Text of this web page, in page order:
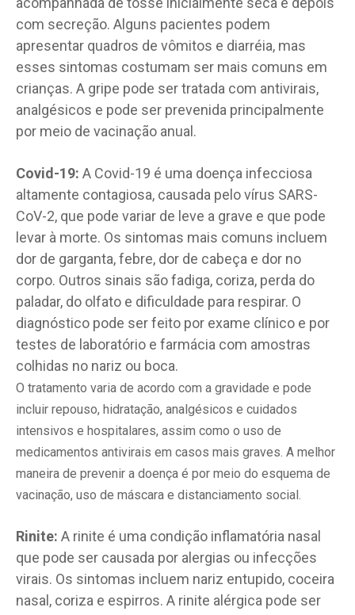
com secreção. Alguns pacientes podem
apresentar quadros de vômitos e diarréia, mas
esses sintomas costumam ser mais comuns em
crianças. A gripe pode ser tratada com antivirais,
analgésicos e pode ser prevenida principalmente
por meio de vacinação anual.
Covid-19: A Covid-19 é uma doença infecciosa
altamente contagiosa, causada pelo vírus SARS-
CoV-2, que pode variar de leve a grave e que pode
levar à morte. Os sintomas mais comuns incluem
dor de garganta, febre, dor de cabeça e dor no
corpo. Outros sinais são fadiga, coriza, perda do
paladar, do olfato e dificuldade para respirar. O
diagnóstico pode ser feito por exame clínico e por
testes de laboratório e farmácia com amostras
colhidas no nariz ou boca.
O tratamento varia de acordo com a gravidade e pode
incluir repouso, hidratação, analgésicos e cuidados
intensivos e hospitalares, assim como o uso de
medicamentos antivirais em casos mais graves. A melhor
maneira de prevenir a doença é por meio do esquema de
vacinação, uso de máscara e distanciamento social.
Rinite: A rinite é uma condição inflamatória nasal
que pode ser causada por alergias ou infecções
virais. Os sintomas incluem nariz entupido, coceira
nasal, coriza e espirros. A rinite alérgica pode ser